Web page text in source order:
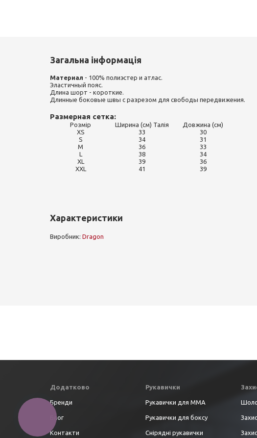
Загальна інформація
Материал - 100% полиэстер и атлас.
Эластичный пояс.
Длина шорт - короткие.
Длинные боковые швы с разрезом для свободы передвижения.
Размерная сетка:
Розмір Ширина (см) Талія
Довжина (см)
XS
33
30
S
34
31
M
36
33
L
38
34
XL
39
36
XXL
41 39
Характеристики
Виробник: Dragon
Додатково
Бренди
Блог
Контакти
Рукавички
Рукавички для ММА
Рукавички для боксу
Снірядні рукавички